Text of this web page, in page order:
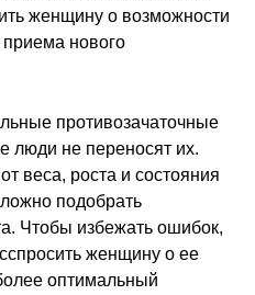
женщину о возможности
нового
противозачаточные
люди не переносят их.
веса, роста и состояния
подобрать
Чтобы избежать ошибок,
женщину о ее
оптимальный